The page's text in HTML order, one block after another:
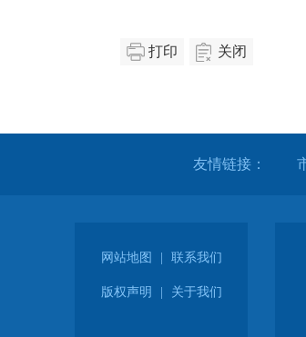
打印 关闭
友情链接：
网站地图 联系我们
版权声明 关于我们